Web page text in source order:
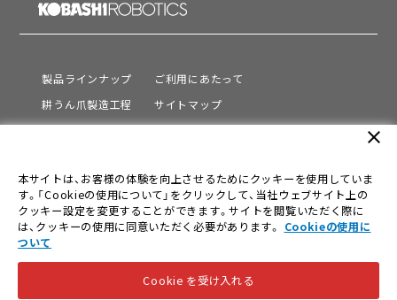
製品ラインナップ
耕うん爪製造工程
サポート
会社情報
採用情報
ニュース
ご利用にあたって
サイトマップ
プライバシーポリシー
© KOBASHI INDUSTRIES CO.,LTD. All Rights Reserved.
本サイトは、お客様の体験を向上させるためにクッキーを使用していま
す。「Cookieの使用について」をクリックして、当社ウェブサイト上の
クッキー設定を変更することができます。サイトを閲覧いただく際に
は、クッキーの使用に同意いただく必要があります。 Cookieの使用に
ついて
Cookie を受け入れる
close